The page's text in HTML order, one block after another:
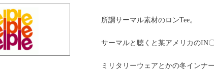
所謂サーマル素材のロンTee。
サーマルと聴くと某アメリカのIN
ミリタリーウェアとかの冬インナ